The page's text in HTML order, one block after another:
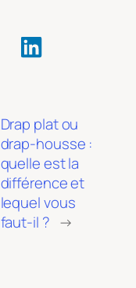
Drap plat ou
drap-housse :
quelle est la
différence et
lequel vous
faut-il ? →